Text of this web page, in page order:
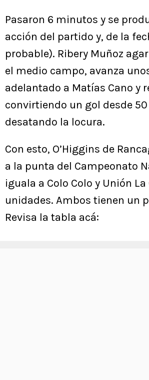
Pasaron 6 minutos y se
acción del partido y, de la
probable). Ribery Muñoz
el medio campo, avanza
adelantado a Matías Cano y
convirtiendo un gol desde
desatando la locura.
Con esto, O’Higgins de
a la punta del Campeonato
iguala a Colo Colo y Unión
unidades. Ambos tienen un
Revisa la tabla acá: